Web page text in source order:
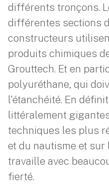
différents tronçons.
différentes sections
constructeurs
produits chimiques
Grouttech. Et en
polyuréthane, qui
l'étanchéité. En
littéralement
techniques les plus
et du nautisme et sur
travaille avec
fierté.